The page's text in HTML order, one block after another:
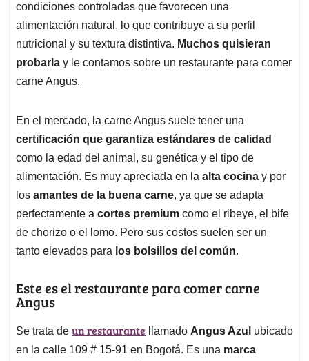
condiciones controladas que favorecen una
alimentación natural, lo que contribuye a su perfil
nutricional y su textura distintiva. Muchos quisieran
probarla y le contamos sobre un restaurante para comer
carne Angus.
En el mercado, la carne Angus suele tener una
certificación que garantiza estándares de calidad
como la edad del animal, su genética y el tipo de
alimentación. Es muy apreciada en la alta cocina y por
los amantes de la buena carne, ya que se adapta
perfectamente a cortes premium como el ribeye, el bife
de chorizo o el lomo. Pero sus costos suelen ser un
tanto elevados para los bolsillos del común.
Este es el restaurante para comer carne
Angus
Se trata de un restaurante llamado Angus Azul ubicado
en la calle 109 # 15-91 en Bogotá. Es una marca